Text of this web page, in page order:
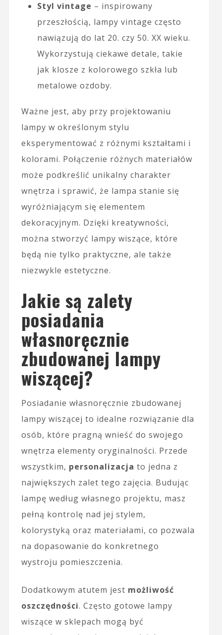
Styl vintage – inspirowany
przeszłością, lampy vintage często
nawiązują do lat 20. czy 50. XX wieku.
Wykorzystują ciekawe detale, takie
jak klosze z kolorowego szkła lub
metalowe ozdoby.
Ważne jest, aby przy projektowaniu
lampy w określonym stylu
eksperymentować z różnymi kształtami i
kolorami. Połączenie różnych materiałów
może podkreślić unikalny charakter
wnętrza i sprawić, że lampa stanie się
wyróżniającym się elementem
dekoracyjnym. Dzięki kreatywności,
można stworzyć lampy wiszące, które
będą nie tylko praktyczne, ale także
niezwykle estetyczne.
Jakie są zalety
posiadania
własnoręcznie
zbudowanej lampy
wiszącej?
Posiadanie własnoręcznie zbudowanej
lampy wiszącej to idealne rozwiązanie dla
osób, które pragną wnieść do swojego
wnętrza elementy oryginalności. Przede
wszystkim, personalizacja to jedna z
największych zalet tego zajęcia. Budując
lampę według własnego projektu, masz
pełną kontrolę nad jej stylem,
kolorystyką oraz materiałami, co pozwala
na dopasowanie do konkretnego
wystroju pomieszczenia.
Dodatkowym atutem jest możliwość
oszczędności. Często gotowe lampy
wiszące w sklepach mogą być